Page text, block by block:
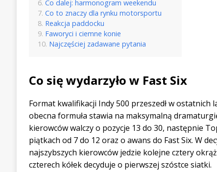
Co dalej: harmonogram weekendu
Co to znaczy dla rynku motorsportu
Reakcja paddocku
Faworyci i ciemne konie
Najczęściej zadawane pytania
Co się wydarzyło w Fast Six
Format kwalifikacji Indy 500 przeszedł w ostatnich
obecna formuła stawia na maksymalną
kierowców walczy o pozycje 13 do 30, następnie
piątkach od 7 do 12 oraz o awans do Fast Six. W
najszybszych kierowców jedzie kolejne cztery
czterech kółek decyduje o pierwszej szóstce siatki.